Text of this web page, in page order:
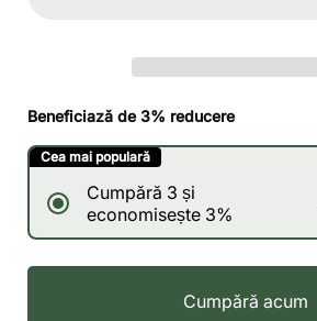
Beneficiază de 3% reducere
Cea mai populară
Cumpără 3 și
economisește 3%
Cumpără acum